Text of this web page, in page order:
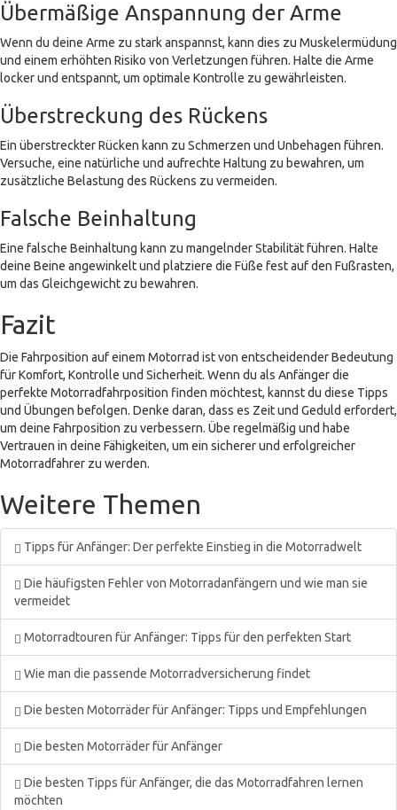
Übermäßige Anspannung der Arme
Wenn du deine Arme zu stark anspannst, kann dies zu Muskelermüdung
und einem erhöhten Risiko von Verletzungen führen. Halte die Arme
locker und entspannt, um optimale Kontrolle zu gewährleisten.
Überstreckung des Rückens
Ein überstreckter Rücken kann zu Schmerzen und Unbehagen führen.
Versuche, eine natürliche und aufrechte Haltung zu bewahren, um
zusätzliche Belastung des Rückens zu vermeiden.
Falsche Beinhaltung
Eine falsche Beinhaltung kann zu mangelnder Stabilität führen. Halte
deine Beine angewinkelt und platziere die Füße fest auf den Fußrasten,
um das Gleichgewicht zu bewahren.
Fazit
Die Fahrposition auf einem Motorrad ist von entscheidender Bedeutung
für Komfort, Kontrolle und Sicherheit. Wenn du als Anfänger die
perfekte Motorradfahrposition finden möchtest, kannst du diese Tipps
und Übungen befolgen. Denke daran, dass es Zeit und Geduld erfordert,
um deine Fahrposition zu verbessern. Übe regelmäßig und habe
Vertrauen in deine Fähigkeiten, um ein sicherer und erfolgreicher
Motorradfahrer zu werden.
Weitere Themen
Tipps für Anfänger: Der perfekte Einstieg in die Motorradwelt
Die häufigsten Fehler von Motorradanfängern und wie man sie
vermeidet
Motorradtouren für Anfänger: Tipps für den perfekten Start
Wie man die passende Motorradversicherung findet
Die besten Motorräder für Anfänger: Tipps und Empfehlungen
Die besten Motorräder für Anfänger
Die besten Tipps für Anfänger, die das Motorradfahren lernen
möchten